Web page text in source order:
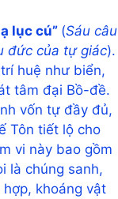
lục cú” (Sáu câu
đức của tự giác).
huệ như biển,
tâm đại Bồ-đề.
vốn tự đầy đủ,
Tôn tiết lộ cho
vi này bao gồm
là chúng sanh,
khoáng vật